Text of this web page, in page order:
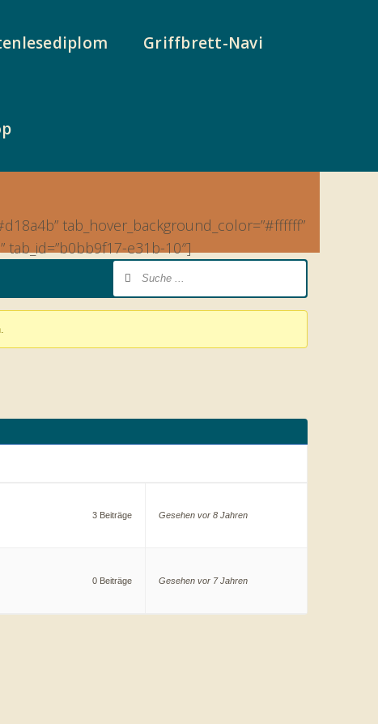
Griffbrett-Navi
tab_hover_background_color=”#ffffff”
tab_id=”b0bb9f17-e31b-10″]
3 Beiträge Gesehen vor 8 Jahren
0 Beiträge Gesehen vor 7 Jahren